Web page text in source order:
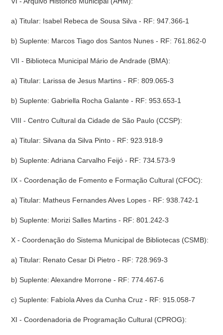
a) Titular: Isabel Rebeca de Sousa Silva - RF: 947.366-1
b) Suplente: Marcos Tiago dos Santos Nunes - RF: 761.862-0
VII - Biblioteca Municipal Mário de Andrade (BMA):
a) Titular: Larissa de Jesus Martins - RF: 809.065-3
b) Suplente: Gabriella Rocha Galante - RF: 953.653-1
VIII - Centro Cultural da Cidade de São Paulo (CCSP):
a) Titular: Silvana da Silva Pinto - RF: 923.918-9
b) Suplente: Adriana Carvalho Feijó - RF: 734.573-9
IX - Coordenação de Fomento e Formação Cultural (CFOC):
a) Titular: Matheus Fernandes Alves Lopes - RF: 938.742-1
b) Suplente: Morizi Salles Martins - RF: 801.242-3
X - Coordenação do Sistema Municipal de Bibliotecas (CSMB):
a) Titular: Renato Cesar Di Pietro - RF: 728.969-3
b) Suplente: Alexandre Morrone - RF: 774.467-6
c) Suplente: Fabíola Alves da Cunha Cruz - RF: 915.058-7
XI - Coordenadoria de Programação Cultural (CPROG):